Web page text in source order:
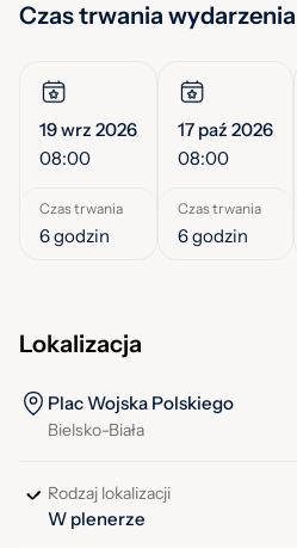
Czas trwania wydarzenia
19 wrz 2026
08:00
Czas trwania
6 godzin
17 paź 2026
08:00
Czas trwania
6 godzin
Lokalizacja
Plac Wojska Polskiego
Bielsko-Biała
Rodzaj lokalizacji
W plenerze